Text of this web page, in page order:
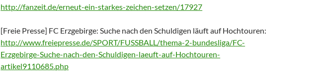
http://fanzeit.de/erneut-ein-starkes-zeichen-setzen/17927
[Freie Presse] FC Erzgebirge: Suche nach den Schuldigen läuft auf Hochtouren:
http://www.freiepresse.de/SPORT/FUSSBALL/thema-2-bundesliga/FC-
Erzgebirge-Suche-nach-den-Schuldigen-laeuft-auf-Hochtouren-
artikel9110685.php